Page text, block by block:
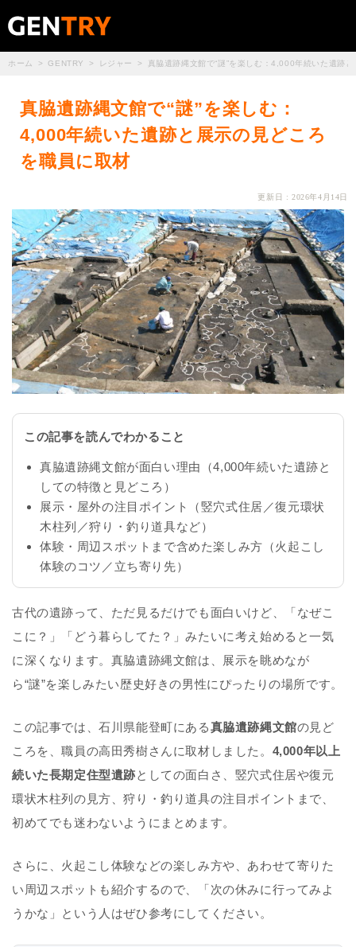
ホーム GENTRY レジャー 真脇遺跡縄文館で“謎”を楽しむ：4,000年続いた遺跡
真脇遺跡縄文館で“謎”を楽しむ：
4,000年続いた遺跡と展示の見どころ
を職員に取材
更新日 : 2026年4月14日
この記事を読んでわかること
真脇遺跡縄文館が面白い理由（4,000年続いた遺跡と
しての特徴と見どころ）
展示・屋外の注目ポイント（竪穴式住居／復元環状
木柱列／狩り・釣り道具など）
体験・周辺スポットまで含めた楽しみ方（火起こし
体験のコツ／立ち寄り先）
古代の遺跡って、ただ見るだけでも面白いけど、「なぜこ
こに？」「どう暮らしてた？」みたいに考え始めると一気
に深くなります。真脇遺跡縄文館は、展示を眺めなが
ら“謎”を楽しみたい歴史好きの男性にぴったりの場所です。
この記事では、石川県能登町にある真脇遺跡縄文館の見ど
ころを、職員の高田秀樹さんに取材しました。 4,000年以上
続いた長期定住型遺跡としての面白さ、竪穴式住居や復元
環状木柱列の見方、狩り・釣り道具の注目ポイントまで、
初めてでも迷わないようにまとめます。
さらに、火起こし体験などの楽しみ方や、あわせて寄りた
い周辺スポットも紹介するので、「次の休みに行ってみよ
うかな」という人はぜひ参考にしてください。